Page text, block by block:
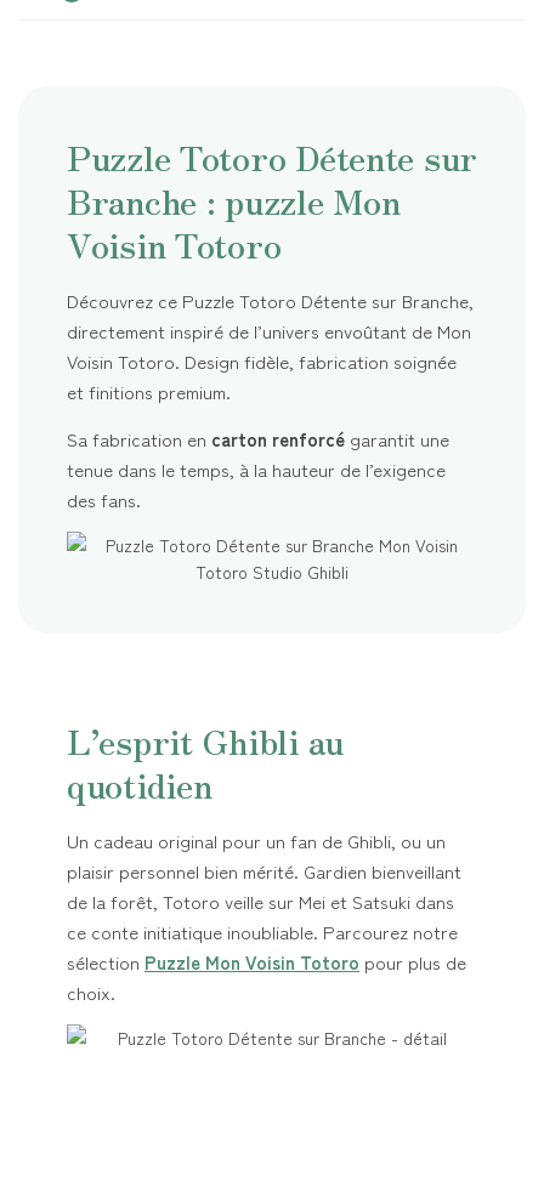
Puzzle Totoro Détente sur
Branche : puzzle Mon
Voisin Totoro
Découvrez ce Puzzle Totoro Détente sur Branche,
directement inspiré de l’univers envoûtant de Mon
Voisin Totoro. Design fidèle, fabrication soignée
et finitions premium.
Sa fabrication en carton renforcé garantit une
tenue dans le temps, à la hauteur de l’exigence
des fans.
L’esprit Ghibli au
quotidien
Un cadeau original pour un fan de Ghibli, ou un
plaisir personnel bien mérité. Gardien bienveillant
de la forêt, Totoro veille sur Mei et Satsuki dans
ce conte initiatique inoubliable. Parcourez notre
sélection Puzzle Mon Voisin Totoro pour plus de
choix.